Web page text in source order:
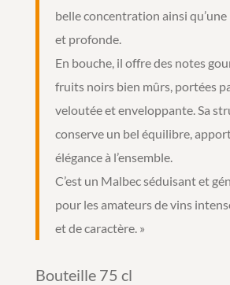
belle concentration ainsi
et profonde.
En bouche, il offre des notes
fruits noirs bien mûrs, portées
veloutée et enveloppante. Sa
conserve un bel équilibre,
élégance à l’ensemble.
C’est un Malbec séduisant et
pour les amateurs de vins
et de caractère. »
Bouteille 75 cl